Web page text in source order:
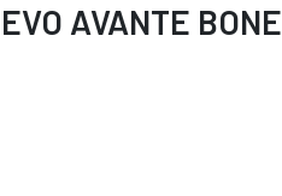
AVANTE BONE